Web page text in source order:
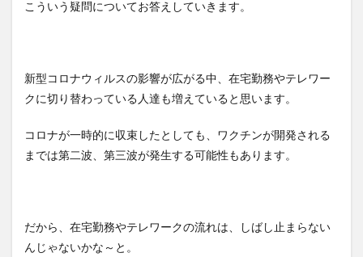
こういう疑問についてお答えしていきます。
新型コロナウィルスの影響が広がる中、在宅勤務やテレワー
クに切り替わっている人達も増えていると思います。
コロナが一時的に収束したとしても、ワクチンが開発される
までは第二波、第三波が発生する可能性もあります。
だから、在宅勤務やテレワークの流れは、しばし止まらない
んじゃないかな～と。